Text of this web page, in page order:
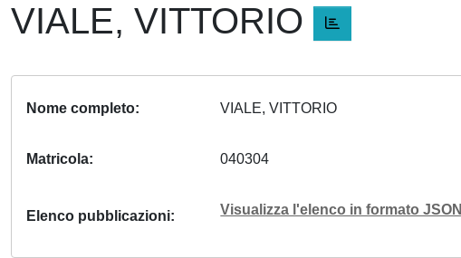
VIALE, VITTORIO
Nome completo VIALE, VITTORIO
Matricola 040304
Elenco pubblicazioni Visualizza l'elenco in formato JSON